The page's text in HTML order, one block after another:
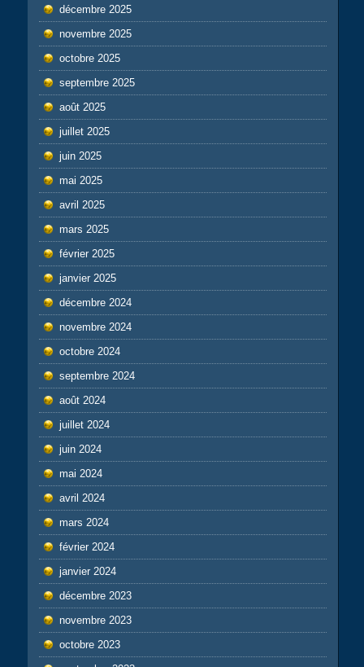
décembre 2025
novembre 2025
octobre 2025
septembre 2025
août 2025
juillet 2025
juin 2025
mai 2025
avril 2025
mars 2025
février 2025
janvier 2025
décembre 2024
novembre 2024
octobre 2024
septembre 2024
août 2024
juillet 2024
juin 2024
mai 2024
avril 2024
mars 2024
février 2024
janvier 2024
décembre 2023
novembre 2023
octobre 2023